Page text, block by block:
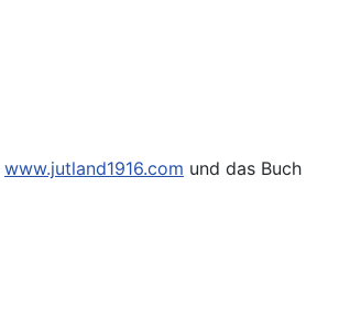
www.jutland1916.com und das Buch